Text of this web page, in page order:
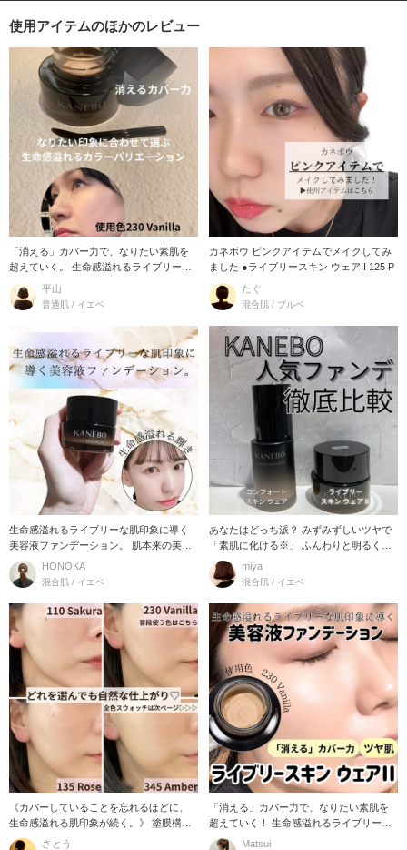
使用アイテムのほかのレビュー
「消える」カバー力で、なりたい素肌を
超えていく。 生命感溢れるライブリーな
肌印象に導く美容
平山
普通肌 / イエベ
カネボウ ピンクアイテムでメイクしてみ
ました ●ライブリースキン ウェアII 125 P
たぐ
混合肌 / ブルベ
生命感溢れるライブリーな肌印象に導く
美容液ファンデーション。 肌本来の美し
さは引き立てて
HONOKA
混合肌 / イエベ
あなたはどっち派？ みずみずしいツヤで
「素肌に化ける※」 ふんわりと明るく
「素肌、晴れわた
miya
混合肌 / イエベ
《カバーしていることを忘れるほどに、
生命感溢れる肌印象が続く。》 塗膜構造
がより強化さ
さとう
「消える」カバー力で、なりたい素肌を
超えていく！ 生命感溢れるライブリーな
肌印象に導く 美
Matsui